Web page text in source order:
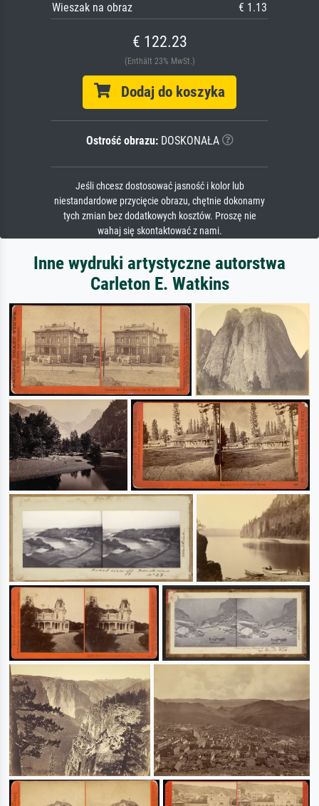
Wieszak na obraz
€ 1.13
€ 122.23
(Enthält 23% MwSt.)
Dodaj do koszyka
Ostrość obrazu:DOSKONAŁA
Jeśli chcesz dostosować jasność i kolor lub
niestandardowe przycięcie obrazu, chętnie dokonamy
tych zmian bez dodatkowych kosztów. Proszę nie
wahaj się skontaktować z nami.
Inne wydruki artystyczne autorstwa
Carleton E. Watkins